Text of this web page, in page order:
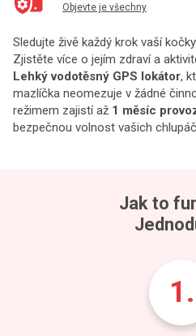
Objevte je všechny
Sledujte živě každý krok vaší
Zjistěte více o jejím zdraví a
Lehký vodotěsný GPS lokátor,
mazlíčka neomezuje v žádné
režimem zajistí až 1 měsíc
bezpečnou volnost vašich
Jak to